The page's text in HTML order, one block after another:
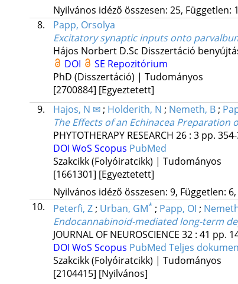
Nyilvános idéző összesen: 25, Független:
8.
Papp, Orsolya
Excitatory synaptic inputs onto
Hájos Norbert D.Sc Disszertáció
DOI
SE Repozitórium
PhD (Disszertáció) | Tudományos
[2700884] [Egyeztetett]
9.
Hajos, N ✉ ; Holderith, N ; Nemeth, B ;
The Effects of an Echinacea
PHYTOTHERAPY RESEARCH 26: 3 pp.
DOI WoS Scopus PubMed
Szakcikk (Folyóiratcikk) | Tudományos
[1661301] [Egyeztetett]
Nyilvános idéző összesen: 9, Független:
10.
Peterfi, Z; Urban, GM* ; Papp, OI ;
Endocannabinoid-mediated long-term
JOURNAL OF NEUROSCIENCE 32: 41 pp.
DOI WoS Scopus PubMed Teljes
Szakcikk (Folyóiratcikk) | Tudományos
[2104415] [Nyilvános]